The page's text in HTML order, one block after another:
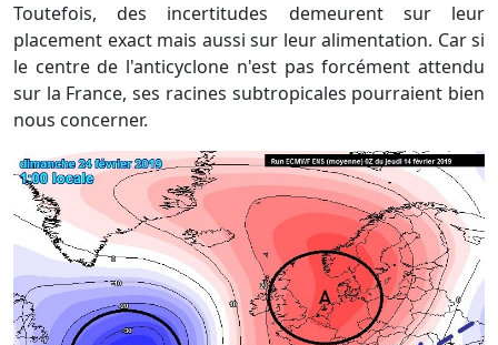
Toutefois, des incertitudes demeurent sur leur
placement exact mais aussi sur leur alimentation. Car si
le centre de l'anticyclone n'est pas forcément attendu
sur la France, ses racines subtropicales pourraient bien
nous concerner.